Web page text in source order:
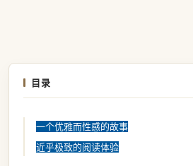
目录
一个优雅而性感的故事
近乎极致的阅读体验